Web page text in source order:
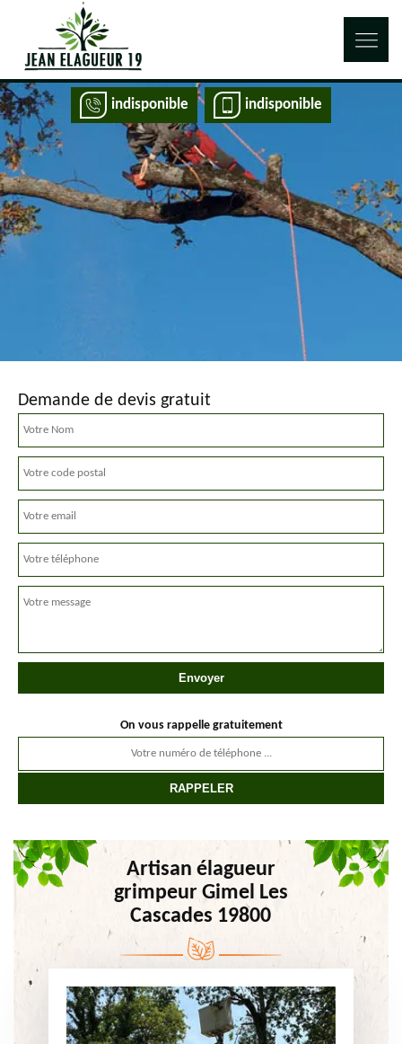
indisponible indisponible
Demande de devis gratuit
On vous rappelle gratuitement
Artisan élagueur
grimpeur Gimel Les
Cascades 19800